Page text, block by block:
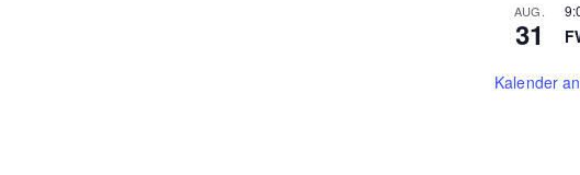
AUG.
31
Kalender